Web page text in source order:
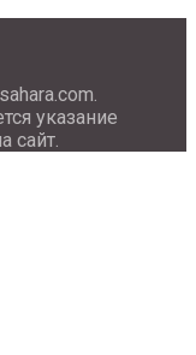
указание
сайт.